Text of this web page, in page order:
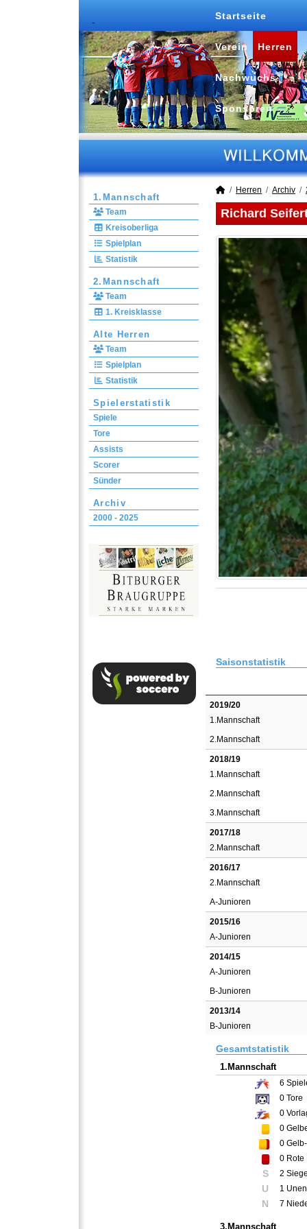
Startseite
Verein Herren
Nachwuchs
Sponsoren
1.Mannschaft
Team
Kreisoberliga
Spielplan
Statistik
2.Mannschaft
Team
1. Kreisklasse
Alte Herren
Team
Spielplan
Statistik
Spielerstatistik
Spiele
Tore
Assists
Scorer
Sünder
Archiv
2000 - 2025
Herren Archiv
Richard
Saisonstatistik
2019/20
1.Mannschaft
2.Mannschaft
2018/19
1.Mannschaft
2.Mannschaft
3.Mannschaft
2017/18
2.Mannschaft
2016/17
2.Mannschaft
A-Junioren
2015/16
A-Junioren
2014/15
A-Junioren
B-Junioren
2013/14
B-Junioren
Gesamtstatistik
1.Mannschaft
6
0 Tore
0
0
0
0 Rote
S 2
U 1
N 7
3.Mannschaft